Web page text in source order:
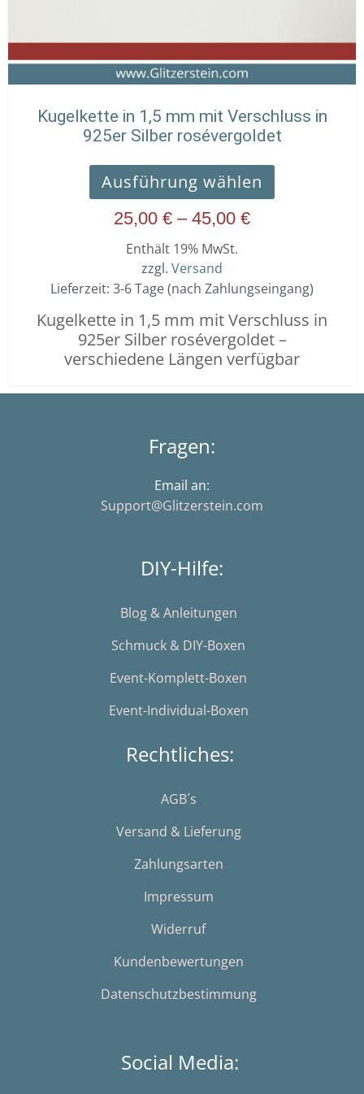
Kugelkette in 1,5 mm mit Verschluss in
925er Silber rosévergoldet
Ausführung wählen
gewählt
werden
25,00 € – 45,00 €
Enthält 19% MwSt.
zzgl. Versand
Lieferzeit: 3-6 Tage (nach Zahlungseingang)
Kugelkette in 1,5 mm mit Verschluss in
925er Silber rosévergoldet –
verschiedene Längen verfügbar
Fragen:
Email an:
Support@Glitzerstein.com
DIY-Hilfe:
Blog & Anleitungen
Schmuck & DIY-Boxen
Event-Komplett-Boxen
Event-Individual-Boxen
Rechtliches:
AGB´s
Versand & Lieferung
Zahlungsarten
Impressum
Widerruf
Kundenbewertungen
Datenschutzbestimmung
Social Media: